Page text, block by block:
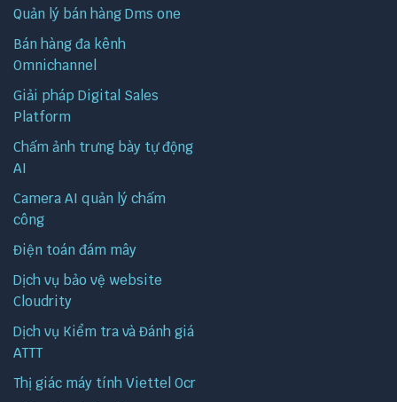
Quản lý bán hàng Dms one
Bán hàng đa kênh
Omnichannel
Giải pháp Digital Sales
Platform
Chấm ảnh trưng bày tự động
AI
Camera AI quản lý chấm
công
Điện toán đám mây
Dịch vụ bảo vệ website
Cloudrity
Dịch vụ Kiểm tra và Đánh giá
ATTT
Thị giác máy tính Viettel Ocr